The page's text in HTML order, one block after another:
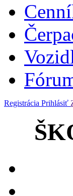
Registrácia Prihlásiť